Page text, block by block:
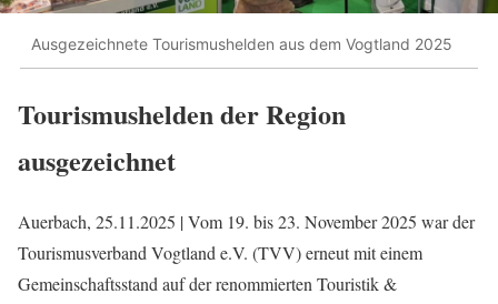
Ausgezeichnete Tourismushelden aus dem Vogtland 2025
Tourismushelden der Region
ausgezeichnet
Auerbach, 25.11.2025 | Vom 19. bis 23. November 2025 war der
Tourismusverband Vogtland e.V. (TVV) erneut mit einem
Gemeinschaftsstand auf der renommierten Touristik &